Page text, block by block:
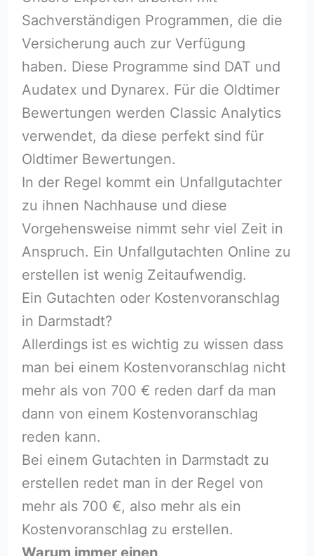
Sachverständigen Programmen, die die
Versicherung auch zur Verfügung
haben. Diese Programme sind DAT und
Audatex und Dynarex. Für die Oldtimer
Bewertungen werden Classic Analytics
verwendet, da diese perfekt sind für
Oldtimer Bewertungen.
In der Regel kommt ein Unfallgutachter
zu ihnen Nachhause und diese
Vorgehensweise nimmt sehr viel Zeit in
Anspruch. Ein Unfallgutachten Online zu
erstellen ist wenig Zeitaufwendig.
Ein Gutachten oder Kostenvoranschlag
in Darmstadt?
Allerdings ist es wichtig zu wissen dass
man bei einem Kostenvoranschlag nicht
mehr als von 700 € reden darf da man
dann von einem Kostenvoranschlag
reden kann.
Bei einem Gutachten in Darmstadt zu
erstellen redet man in der Regel von
mehr als 700 €, also mehr als ein
Kostenvoranschlag zu erstellen.
Warum immer einen